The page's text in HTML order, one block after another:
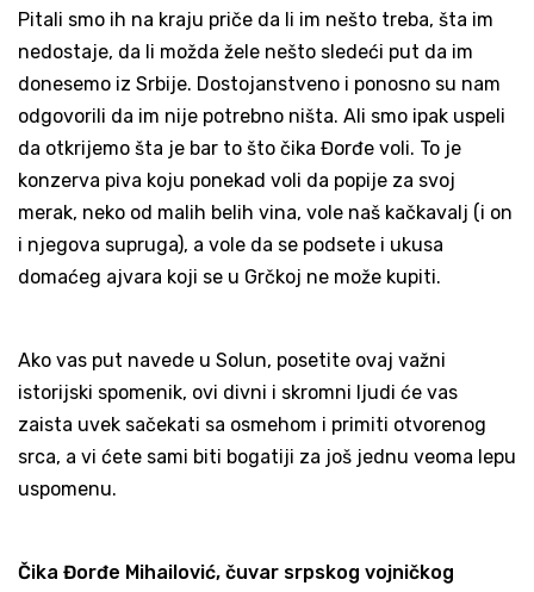
Pitali smo ih na kraju priče da li im nešto treba, šta im
nedostaje, da li možda žele nešto sledeći put da im
donesemo iz Srbije. Dostojanstveno i ponosno su nam
odgovorili da im nije potrebno ništa. Ali smo ipak uspeli
da otkrijemo šta je bar to što čika Đorđe voli. To je
konzerva piva koju ponekad voli da popije za svoj
merak, neko od malih belih vina, vole naš kačkavalj (i on
i njegova supruga), a vole da se podsete i ukusa
domaćeg ajvara koji se u Grčkoj ne može kupiti.
Ako vas put navede u Solun, posetite ovaj važni
istorijski spomenik, ovi divni i skromni ljudi će vas
zaista uvek sačekati sa osmehom i primiti otvorenog
srca, a vi ćete sami biti bogatiji za još jednu veoma lepu
uspomenu.
Čika Đorđe Mihailović, čuvar srpskog vojničkog